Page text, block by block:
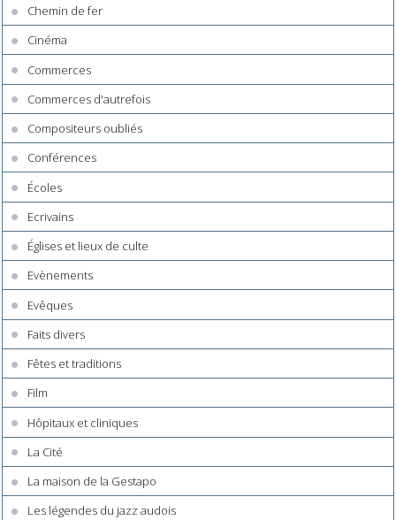
Chemin de fer
Cinéma
Commerces
Commerces d'autrefois
Compositeurs oubliés
Conférences
Écoles
Ecrivains
Églises et lieux de culte
Evènements
Evêques
Faits divers
Fêtes et traditions
Film
Hôpitaux et cliniques
La Cité
La maison de la Gestapo
Les légendes du jazz audois